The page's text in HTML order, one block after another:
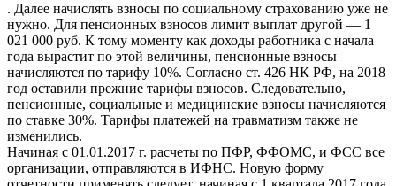
. Далее начислять взносы по социальному страхованию уже не
нужно. Для пенсионных взносов лимит выплат другой — 1
021 000 руб. К тому моменту как доходы работника с начала
года вырастит по этой величины, пенсионные взносы
начисляются по тарифу 10%. Согласно ст. 426 НК РФ, на 2018
год оставили прежние тарифы взносов. Следовательно,
пенсионные, социальные и медицинские взносы начисляются
по ставке 30%. Тарифы платежей на травматизм также не
изменились.
Начиная с 01.01.2017 г. расчеты по ПФР, ФФОМС, и ФСС все
организации, отправляются в ИФНС. Новую форму